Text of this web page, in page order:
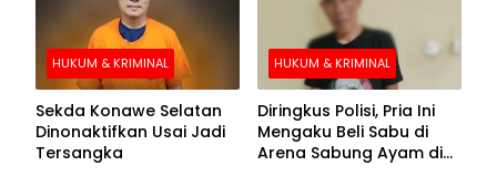
HUKUM & KRIMINAL
Sekda Konawe Selatan
Dinonaktifkan Usai Jadi
Tersangka
HUKUM & KRIMINAL
Diringkus Polisi, Pria Ini
Mengaku Beli Sabu di
Arena Sabung Ayam di